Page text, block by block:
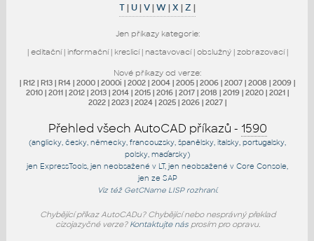
T| U|V|W|X |Z |
Jen příkazy kategorie:
| editační| informační| kreslicí| nastavovací| obslužný| zobrazovací|
Nové příkazy od verze:
| R12 | R13 | R14 | 2000 | 2000i | 2002 | 2004 | 2005 | 2006 | 2007 | 2008 | 2009 |
2010 | 2011 | 2012 | 2013 | 2014 | 2015 | 2016 | 2017 | 2018 | 2019 | 2020 | 2021 |
2022 | 2023 | 2024 | 2025 | 2026 | 2027 |
Přehled všech AutoCAD příkazů - 1590
(anglicky, česky, německy, francouzsky, španělsky, italsky, portugalsky,
polsky, maďarsky)
jen ExpressTools , jen neobsažené v LT, jen neobsažené v Core Console
jen ze SAP
Viz též GetCNameLISP rozhraní.
Chybějící příkaz AutoCADu? Chybějící nebo nesprávný překlad
cizojazyčné verze? Kontaktujte násprosím pro opravu.